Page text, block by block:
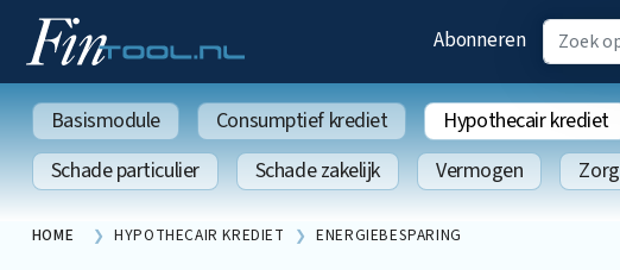
Abonneren
Basismodule Consumptief krediet Hypothecair krediet
Schade particulier
Schade zakelijk Vermogen Zorg
HOME HYPOTHECAIR KREDIET ENERGIEBESPARING